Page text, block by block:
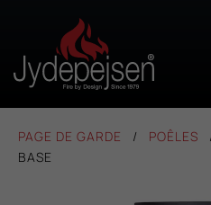
PAGE DE GARDE POÊLES
BASE